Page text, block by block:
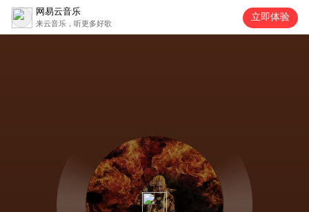
网易云音乐
来云音乐，听更多好歌
立即体验